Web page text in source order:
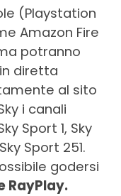
(Playstation
Amazon Fire
potranno
diretta
al sito
i canali
Sport 1, Sky
Sport 251.
godersi
RayPlay.